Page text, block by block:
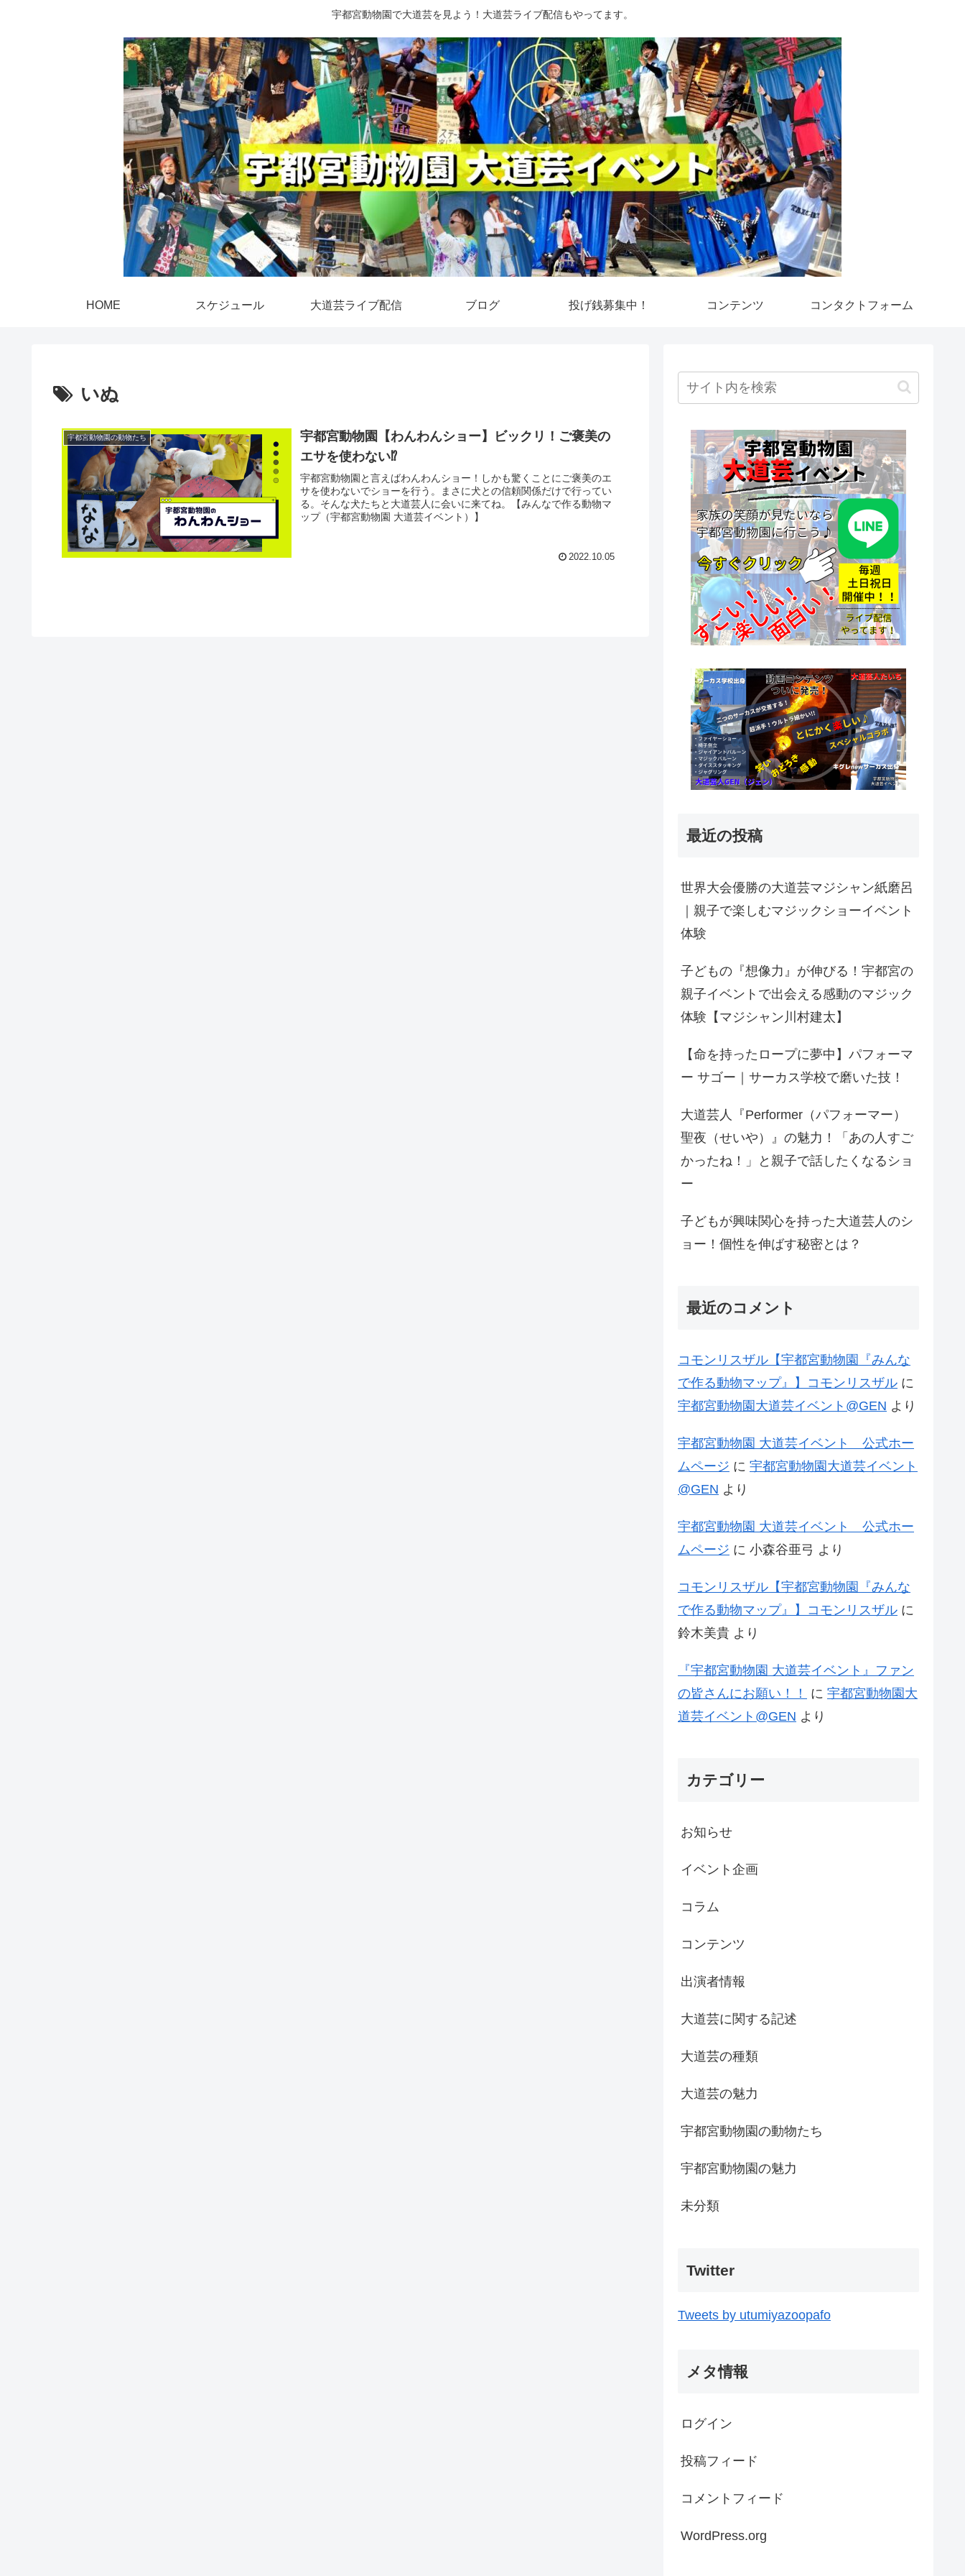
宇都宮動物園で大道芸を見よう！大道芸ライブ配信もやってます。
HOME スケジュール 大道芸ライブ配信 ブログ 投げ銭募集中！ コンテンツ コンタクトフォーム
いぬ
宇都宮動物園の動物たち
宇都宮動物園【わんわんショー】ビックリ！ご褒美の
エサを使わない⁉
宇都宮動物園と言えばわんわんショー！しかも驚くことにご褒美のエ
サを使わないでショーを行う。まさに犬との信頼関係だけで行ってい
る。そんな犬たちと大道芸人に会いに来てね。【みんなで作る動物マ
ップ（宇都宮動物園 大道芸イベント）】
2022.10.05
最近の投稿
世界大会優勝の大道芸マジシャン紙磨呂
｜親子で楽しむマジックショーイベント
体験
子どもの『想像力』が伸びる！宇都宮の
親子イベントで出会える感動のマジック
体験【マジシャン川村建太】
【命を持ったロープに夢中】パフォーマ
ー サゴー｜サーカス学校で磨いた技！
大道芸人『Performer（パフォーマー）
聖夜（せいや）』の魅力！「あの人すご
かったね！」と親子で話したくなるショ
ー
子どもが興味関心を持った大道芸人のシ
ョー！個性を伸ばす秘密とは？
最近のコメント
コモンリスザル【宇都宮動物園『みんな
で作る動物マップ』】コモンリスザル に
宇都宮動物園大道芸イベント@GEN より
宇都宮動物園 大道芸イベント 公式ホー
ムページ に 宇都宮動物園大道芸イベント
@GEN より
宇都宮動物園 大道芸イベント 公式ホー
ムページ に 小森谷亜弓 より
コモンリスザル【宇都宮動物園『みんな
で作る動物マップ』】コモンリスザル に
鈴木美貴 より
『宇都宮動物園 大道芸イベント』ファン
の皆さんにお願い！！
に 宇都宮動物園大
道芸イベント@GEN より
カテゴリー
お知らせ
イベント企画
コラム
コンテンツ
出演者情報
大道芸に関する記述
大道芸の種類
大道芸の魅力
宇都宮動物園の動物たち
宇都宮動物園の魅力
未分類
Twitter
Tweets by utumiyazoopafo
メタ情報
ログイン
投稿フィード
コメントフィード
WordPress.org